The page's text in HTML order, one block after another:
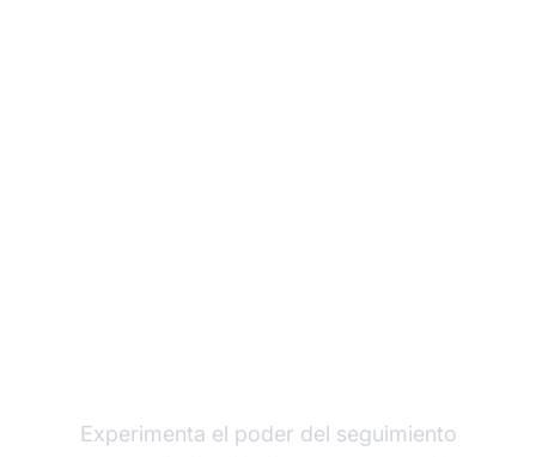
Experimenta el poder del seguimiento